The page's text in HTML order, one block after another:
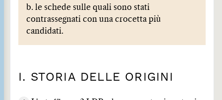
b. le schede sulle quali sono stati
contrassegnati con una crocetta più
candidati.
I. STORIA DELLE ORIGINI